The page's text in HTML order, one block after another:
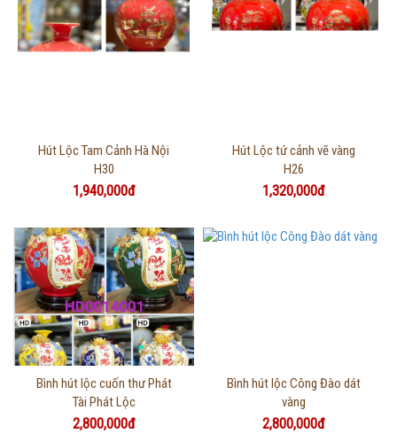
Thông tin chi tiết
Hút Lộc Tam Cảnh Hà Nội
H30
1,940,000đ
Thông tin chi tiết
Hút Lộc tứ cảnh vẽ vàng
H26
1,320,000đ
Thông tin chi tiết
Bình hút lộc cuốn thư Phát
Tài Phát Lộc
2,800,000đ
Thông tin chi tiết
Bình hút lộc Công Đào dát
vàng
2,800,000đ